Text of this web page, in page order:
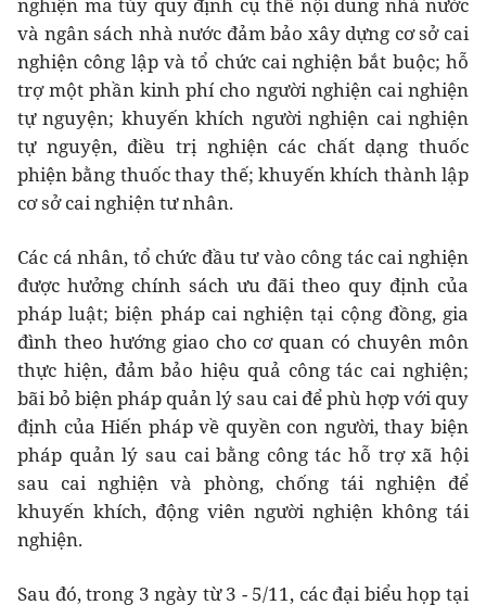
và ngân sách nhà nước đảm bảo xây dựng cơ sở cai
nghiện công lập và tổ chức cai nghiện bắt buộc; hỗ
trợ một phần kinh phí cho người nghiện cai nghiện
tự nguyện; khuyến khích người nghiện cai nghiện
tự nguyện, điều trị nghiện các chất dạng thuốc
phiện bằng thuốc thay thế; khuyến khích thành lập
cơ sở cai nghiện tư nhân.
Các cá nhân, tổ chức đầu tư vào công tác cai nghiện
được hưởng chính sách ưu đãi theo quy định của
pháp luật; biện pháp cai nghiện tại cộng đồng, gia
đình theo hướng giao cho cơ quan có chuyên môn
thực hiện, đảm bảo hiệu quả công tác cai nghiện;
bãi bỏ biện pháp quản lý sau cai để phù hợp với quy
định của Hiến pháp về quyền con người, thay biện
pháp quản lý sau cai bằng công tác hỗ trợ xã hội
sau cai nghiện và phòng, chống tái nghiện để
khuyến khích, động viên người nghiện không tái
nghiện.
Sau đó, trong 3 ngày từ 3 - 5/11, các đại biểu họp tại